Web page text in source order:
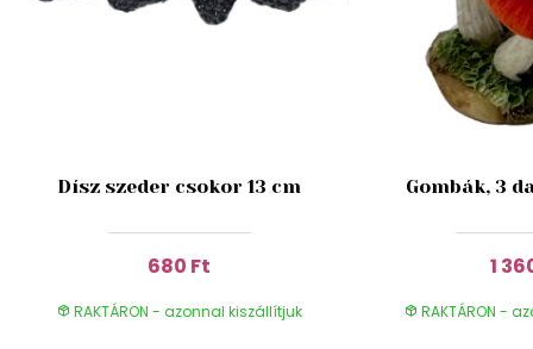
Dísz szeder csokor 13 cm
680 Ft
RAKTÁRON - azonnal kiszállítjuk
Gombák, 3
1
RAKTÁRON -